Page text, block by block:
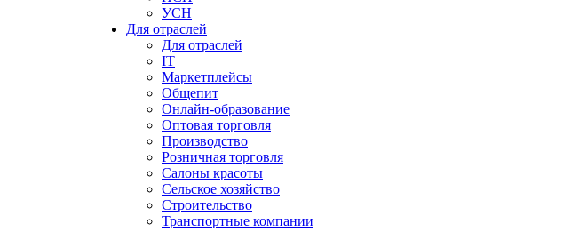
УСН
Для отраслей
Для отраслей
IT
Маркетплейсы
Общепит
Онлайн-образование
Оптовая торговля
Производство
Розничная торговля
Салоны красоты
Сельское хозяйство
Строительство
Транспортные компании